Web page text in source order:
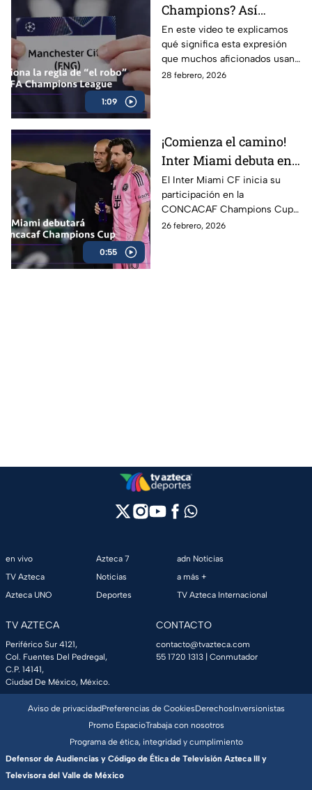
1:09
Champions? Así
funciona realmente
En este video te explicamos
qué significa esta expresión
que muchos aficionados usan
en fases de eliminación
28 febrero, 2026
0:55
¡Comienza el camino!
Inter Miami debuta en
la Concachampions
con Messi como líder
El Inter Miami CF inicia su
participación en la
CONCACAF Champions Cup
con grandes expectativas y
26 febrero, 2026
en vivo
TV Azteca
Azteca UNO
Azteca 7
Noticias
Deportes
adn Noticias
a más +
TV Azteca Internacional
TV AZTECA
Periférico Sur 4121,
Col. Fuentes Del Pedregal,
C.P. 14141,
Ciudad De México, México.
CONTACTO
contacto@tvazteca.com
55 1720 1313 | Conmutador
Aviso de privacidadPreferencias de CookiesDerechosInversionistas
Promo EspacioTrabaja con nosotros
Programa de ética, integridad y cumplimiento
Defensor de Audiencias y Código de Ética de Televisión Azteca III y
Televisora del Valle de México